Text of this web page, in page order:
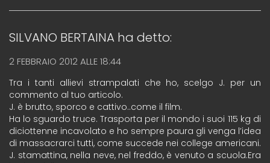
SILVANO BERTAINA ha detto:
2 FEBBRAIO 2012 ALLE 18:44
Tra i tanti allievi strampalati che ho, scelgo J. per un
commento al tuo articolo.
J. è brutto, sporco e cattivo..come il film.
Ha lo sguardo truce. Trasporta per il mondo i suoi 115 kg di
diciottenne incavolato e ho sempre paura gli venga l’idea
di massacrarci tutti, come succede nei college americani.
J. stamattina, nella neve, nel freddo, è venuto a scuola.Era